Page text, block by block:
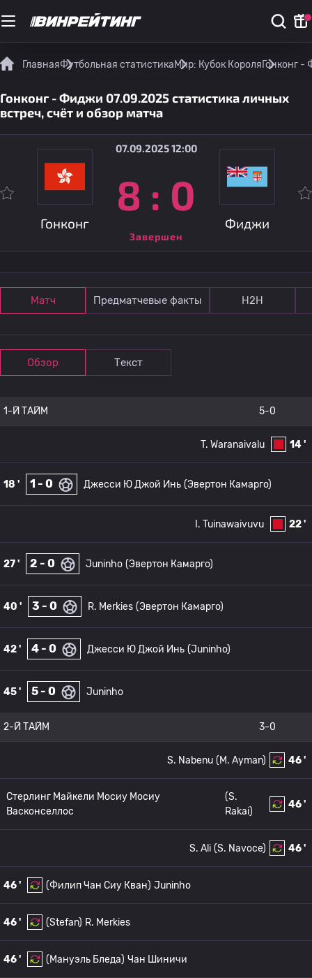
ГлавнаяФутбольная статистикаМир: Кубок КороляГонконг -
Гонконг - Фиджи 07.09.2025 статистика личных
встреч, счёт и обзор матча
Гонконг
07.09.2025 12:00
8 : 0
Завершен
Фиджи
Матч Предматчевые факты Н2Н
Обзор Текст
1-Й ТАЙМ 5-0
14 '
T. Waranaivalu
18 ' 1 - 0 Джесси Ю Джой Инь (Эвертон Камарго)
22 '
I. Tuinawaivuvu
27 ' 2 - 0 Juninho (Эвертон Камарго)
40 ' 3 - 0 R. Merkies (Эвертон Камарго)
42 ' 4 - 0 Джесси Ю Джой Инь (Juninho)
45 ' 5 - 0 Juninho
2-Й ТАЙМ 3-0
46 '
(M. Ayman)
S. Nabenu
46 '
(S.
Rakai)
Стерлинг Майкели Мосиу Мосиу
Васконселлос
46 '
(S. Navoce)
S. Ali
46 ' (Филип Чан Сиу Кван) Juninho
46 ' (Stefan) R. Merkies
46 ' (Мануэль Бледа) Чан Шиничи